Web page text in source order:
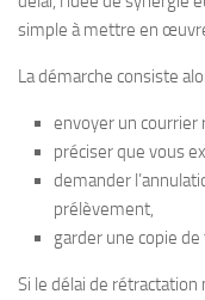
simple à mettre en
La démarche consiste
envoyer un courrier
préciser que vous
demander
prélèvement,
garder une copie
Si le délai de rétractation